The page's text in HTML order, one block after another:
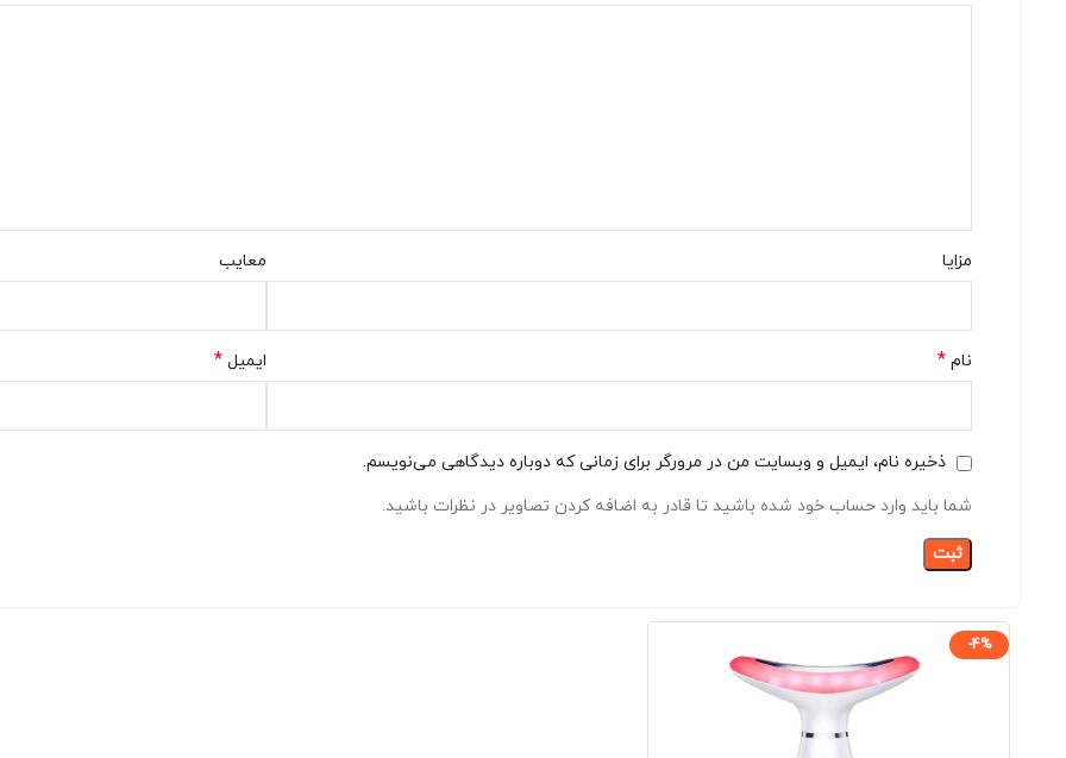
مزایا معایب
نام * ایمیل *
ذخیره نام، ایمیل و وبسایت من در مرورگر برای زمانی که دوباره دیدگاهی می‌نویسم.
شما باید وارد حساب خود شده باشید تا قادر به اضافه کردن تصاویر در نظرات باشید.
-4%